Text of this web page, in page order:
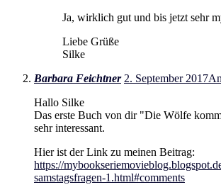
Ja, wirklich gut und bis jetzt sehr
Liebe Grüße
Silke
Barbara Feichtner 2. September 2017
Hallo Silke
Das erste Buch von dir "Die Wölfe
sehr interessant.
Hier ist der Link zu meinen Beitrag:
https://
samstagsfragen-1.html#comments